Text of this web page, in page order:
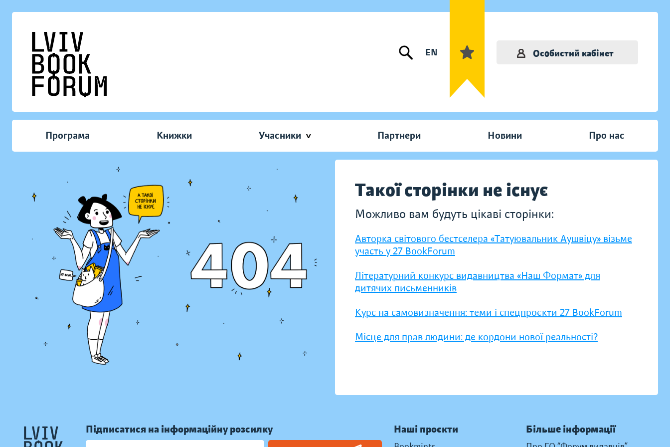
EN Особистий кабінет
Програма Книжки Учасники Партнери Новини Про нас
Такої сторінки не існує
Можливо вам будуть цікаві сторінки:
Авторка світового бестселера «Татуювальник Аушвіцу» візьме
участь у 27 BookForum
Літературний конкурс видавництва «Наш Формат» для
дитячих письменників
Курс на самовизначення: теми і спецпроєкти 27 BookForum
Місце для прав людини: де кордони нової реальності?
Підписатися на інформаційну розсилку Наші проєкти Більше інформації